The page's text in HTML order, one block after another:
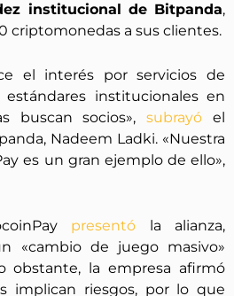
institucional de Bitpanda,
criptomonedas a sus clientes.
el interés por servicios de
institucionales en
buscan socios»,subrayó el
Nadeem Ladki. «Nuestra
es un gran ejemplo de ello»,
presentó la alianza,
«cambio de juego masivo»
obstante, la empresa afirmó
implican riesgos, por lo que